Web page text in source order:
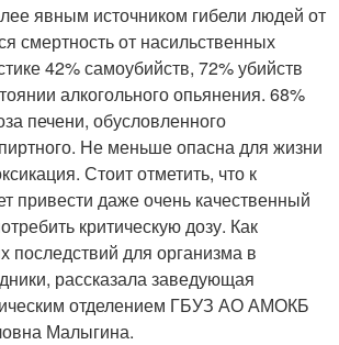
явным источником гибели людей от
смертность от насильственных
42% самоубийств, 72% убийств
алкогольного опьянения. 68%
печени, обусловленного
Не меньше опасна для жизни
Стоит отметить, что к
привести даже очень качественный
критическую дозу. Как
последствий для организма в
рассказала заведующая
отделением ГБУЗ АО АМОКБ
Малыгина.